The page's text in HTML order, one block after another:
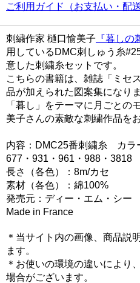
ご利用ガイド（お支払い・配送
刺繍作家 樋口愉美子 『暮しの
用しているDMC刺しゅう糸
意した刺繍糸セットです。
こちらの書籍は、雑誌「ミセ
品が加えられた図案集になりま
「暮し」をテーマに月ごとの
美子さんの素敵な刺繍作品を
内容：DMC25番刺繍糸 カラ
677・931・961・988・3818
長さ（各色）：8m/カセ
素材（各色）：綿100%
発売元：ディー・エム・シー
Made in France
＊当サイト内の画像、商品説
ます。
＊お使いの環境の違いにより
場合がございます。